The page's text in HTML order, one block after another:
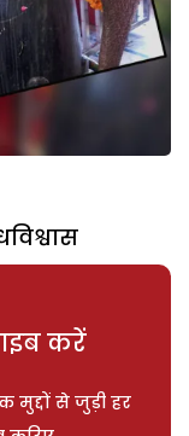
करें
मुद्दों से जुड़ी हर